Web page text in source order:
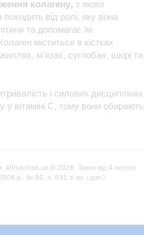
колагену, з якого
від ролі, яку вона
та допомагає їм
міститься в кістках
м'язах, суглобах, шкірі та
і силових дисциплінах,
у вітаміні С, тому вони обирають
Allnutrition.ua © 2026. Закон від 4 лютого
р., № 90, п. 631 зі зм. і доп.)